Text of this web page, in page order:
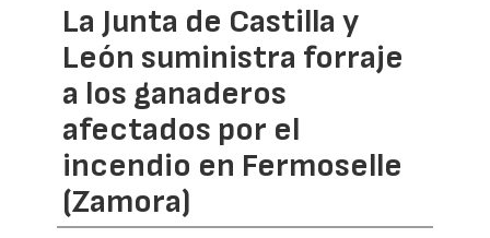
La Junta de Castilla y
León suministra forraje
a los ganaderos
afectados por el
incendio en Fermoselle
(Zamora)